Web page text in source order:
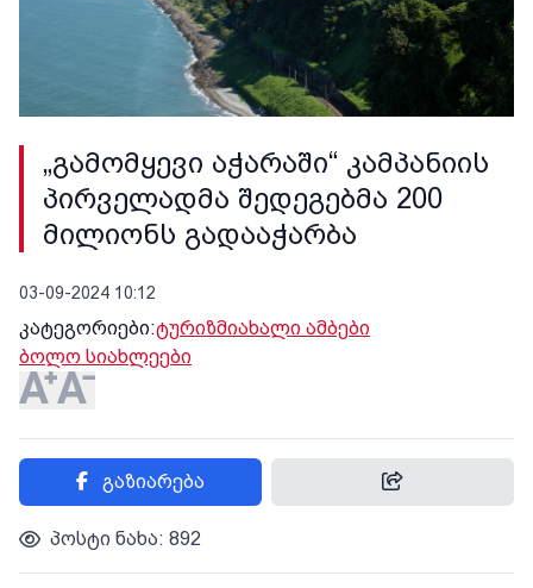
„გამომყევი აჭარაში“ კამპანიის
პირველადმა შედეგებმა 200
მილიონს გადააჭარბა
03-09-2024 10:12
კატეგორიები:ტურიზმიახალი ამბები
ბოლო სიახლეები
გაზიარება
პოსტი ნახა: 892